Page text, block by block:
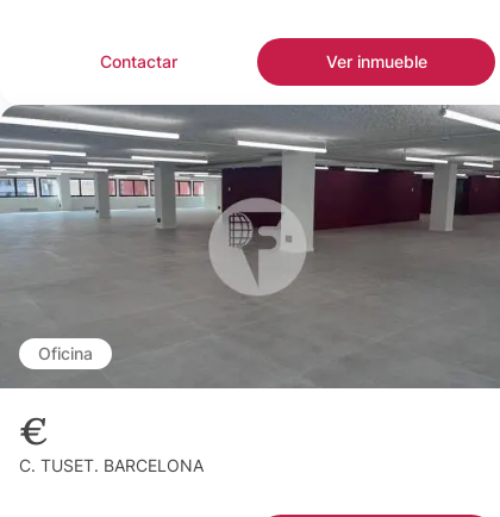
Contactar Ver inmueble
Oficina
€
C. TUSET. BARCELONA